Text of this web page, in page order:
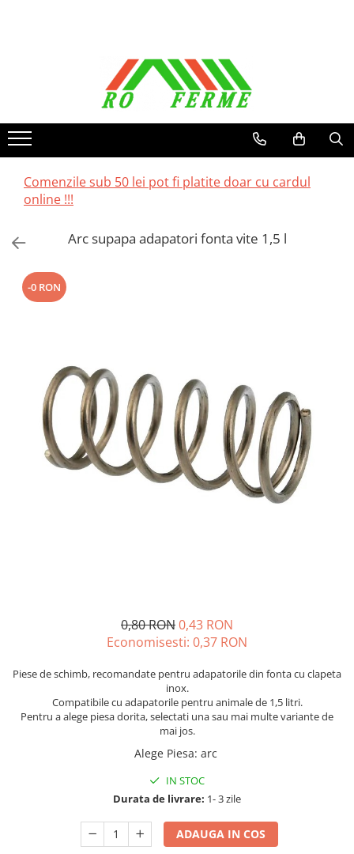
Cresterea viteilor
Echipament grajd
Furaje bovine
Hranire
Imobilizare
Ingrijire in general
Ingrijirea copitelor
Sanatatea ugerului
Veterinare
Adapare
Cresterea mieilor
Adapare
Ingrijire in general
Comenzile sub 50 lei pot fi platite doar cu cardul
online !!!
Arc supapa adapatori fonta vite 1,5 l
-0 RON
0,80 RON0,43 RON
Economisesti: 0,37 RON
Piese de schimb, recomandate pentru adapatorile din fonta cu clapeta
inox.
Compatibile cu adapatorile pentru animale de 1,5 litri.
Pentru a alege piesa dorita, selectati una sau mai multe variante de
mai jos.
Alege Piesa: arc
IN STOC
Durata de livrare: 1- 3 zile
ADAUGA IN COS